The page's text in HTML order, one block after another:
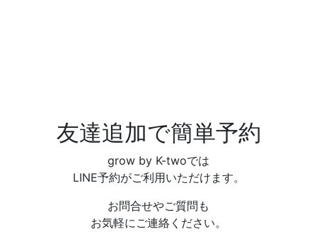
友達追加で簡単予約
grow by K-twoでは
LINE予約がご利用いただけます。
お問合せやご質問も
お気軽にご連絡ください。